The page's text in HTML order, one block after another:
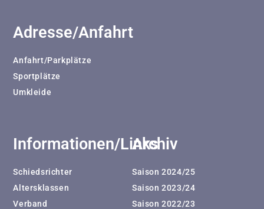
Adresse/Anfahrt
Anfahrt/Parkplätze
Sportplätze
Umkleide
Informationen/Links
Schiedsrichter
Altersklassen
Verband
Archiv
Saison 2024/25
Saison 2023/24
Saison 2022/23